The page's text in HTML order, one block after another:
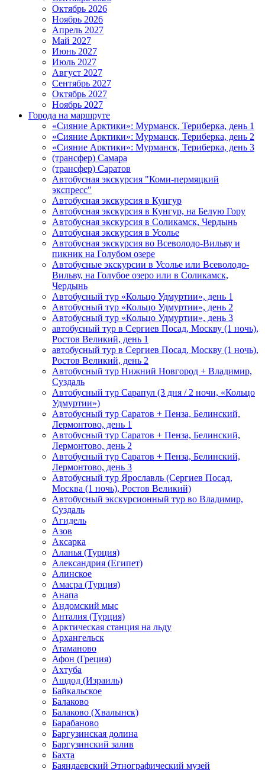
Октябрь 2026
Ноябрь 2026
Апрель 2027
Май 2027
Июнь 2027
Июль 2027
Август 2027
Сентябрь 2027
Октябрь 2027
Ноябрь 2027
Города на маршруте
«Сияние Арктики»: Мурманск, Териберка, день 1
«Сияние Арктики»: Мурманск, Териберка, день 2
«Сияние Арктики»: Мурманск, Териберка, день 3
(трансфер) Самара
(трансфер) Саратов
Автобусная экскурсия "Коми-пермяцкий
экспресс"
Автобусная экскурсия в Кунгур
Автобусная экскурсия в Кунгур, на Белую Гору
Автобусная экскурсия в Соликамск, Чердынь
Автобусная экскурсия в Усолье
Автобусная экскурсия во Всеволодо-Вильву и
пикник на Голубом озере
Автобусные экскурсии в Усолье или Всеволодо-
Вильву, на Голубое озеро или в Соликамск,
Чердынь
Автобусный тур «Кольцо Удмуртии», день 1
Автобусный тур «Кольцо Удмуртии», день 2
Автобусный тур «Кольцо Удмуртии», день 3
автобусный тур в Сергиев Посад, Москву (1 ночь),
Ростов Великий, день 1
автобусный тур в Сергиев Посад, Москву (1 ночь),
Ростов Великий, день 2
Автобусный тур Нижний Новгород + Владимир,
Суздаль
Автобусный тур Сарапул (3 дня / 2 ночи, «Кольцо
Удмуртии»)
Автобусный тур Саратов + Пенза, Белинский,
Лермонтово, день 1
Автобусный тур Саратов + Пенза, Белинский,
Лермонтово, день 2
Автобусный тур Саратов + Пенза, Белинский,
Лермонтово, день 3
Автобусный тур Ярославль (Сергиев Посад,
Москва (1 ночь), Ростов Великий)
Автобусный экскурсионный тур во Владимир,
Суздаль
Агидель
Азов
Аксарка
Аланья (Турция)
Александрия (Египет)
Алинское
Амасра (Турция)
Анапа
Андомский мыс
Анталия (Турция)
Арктическая станция на льду
Архангельск
Атаманово
Афон (Греция)
Ахтуба
Ашдод (Израиль)
Байкальское
Балаково
Балаково (Хвалынск)
Барабаново
Баргузинская долина
Баргузинский залив
Бахта
Баяндаевский Этнографический музей